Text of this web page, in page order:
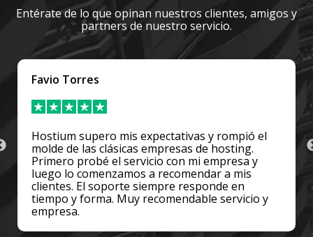
Entérate de lo que opinan nuestros clientes, amigos y
partners de nuestro servicio.
y rompió el
de hosting.
mi empresa y
a mis
responde en
servicio y
Soy clienta desde hace
es EXCELENTE! Muy buena
a la perfección. Las pocas
ayuda, los chicos de soporte
respondieron rapidísimo y
predisposición.